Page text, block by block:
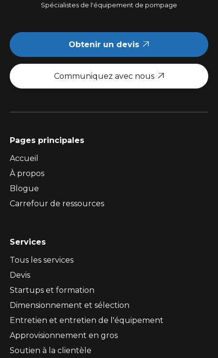
Spécialistes de l'équipement de pompage
Obtenir un devis 
Communiquez avec nous 
Pages principales
Accueil
À propos
Blogue
Carrefour de ressources
Services
Tous les services
Devis
Startups et formation
Dimensionnement et sélection
Entretien et entretien de l'équipement
Approvisionnement en gros
Soutien à la clientèle